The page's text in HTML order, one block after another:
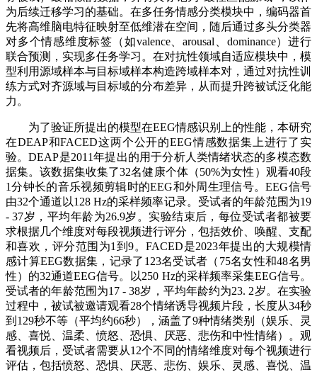
为后续迁移学习的基础。在多任务情感分类模块中，编码器首
先将高维脑电特征映射至低维潜在空间，随后通过多头分类器
对多个情感维度标签（如valence、arousal、dominance）进行
联合预测，实现多任务学习。在对抗性领域自适应模块中，模
型利用源域样本与目标域样本构造跨域样本对，通过对抗性训
练方式对齐源域与目标域的分布差异，从而提升跨被试泛化能
力。
为了验证所提出的模型在EEG情感识别上的性能，本研究
在DEAP和FACED这两个公开的EEG情感数据集上进行了实
验。DEAP是2011年提出的用于分析人类情绪状态的多模态数
据集。该数据集收集了32名健康个体（50%为女性）观看40段
1分钟长的音乐视频剪辑时的EEG和外周生理信号。EEG信号
由32个通道以128 Hz的采样频率记录。受试者的年龄范围为19
- 37岁，平均年龄为26.9岁。实验结束后，每位受试者都被要
求根据几个维度对每段视频进行评分，包括效价、唤醒、支配
和喜欢，评分范围为1到9。FACED是2023年提出的大规模情
感计算EEG数据集，记录了123名受试者（75名女性和48名男
性）的32通道EEG信号。以250 Hz的采样频率采集EEG信号。
受试者的年龄范围为17 - 38岁，平均年龄约为23. 2岁。在实验
过程中，被试被邀请观看28个情绪诱导视频片段，长度从34秒
到129秒不等（平均约66秒），涵盖了9种情绪类别（娱乐、灵
感、喜悦、温柔、愤怒、恐惧、厌恶、悲伤和中性情绪）。观
看视频后，受试者需要从12个不同的情绪维度对每个视频进行
评估，包括愤怒、恐惧、厌恶、悲伤、娱乐、灵感、喜悦、温